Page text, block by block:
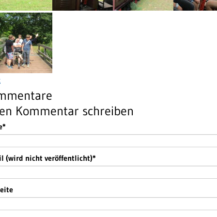
Kommentar schreiben
*
(wird nicht veröffentlicht)*